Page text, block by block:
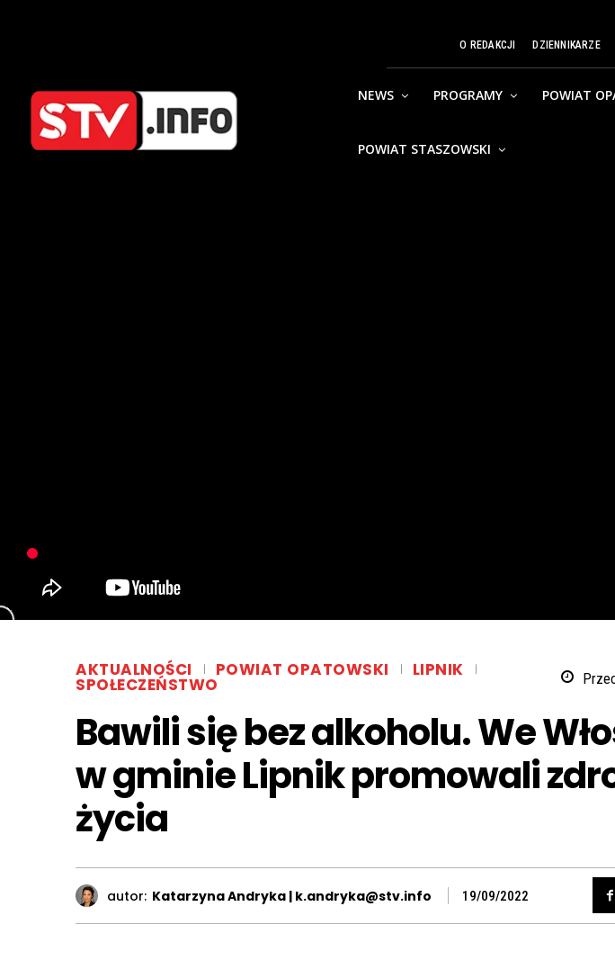
O REDAKCJI DZIENNIKARZE
NEWS PROGRAMY POWIAT
POWIAT STASZOWSKI
AKTUALNOŚCI POWIAT OPATOWSKI LIPNIK
SPOŁECZEŃSTWO
Bawili się bez alkoholu. We
w gminie Lipnik promowali
życia
autor: Katarzyna Andryka | k.andryka@stv.info 19/09/2022